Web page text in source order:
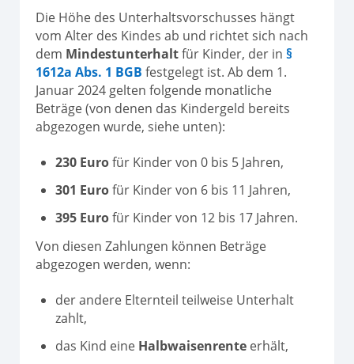
Die Höhe des Unterhaltsvorschusses hängt
vom Alter des Kindes ab und richtet sich nach
dem Mindestunterhaltfür Kinder, der in §
1612a Abs. 1 BGB festgelegt ist. Ab dem 1.
Januar 2024 gelten folgende monatliche
Beträge (von denen das Kindergeld bereits
abgezogen wurde, siehe unten):
230 Eurofür Kinder von 0 bis 5 Jahren,
301 Eurofür Kinder von 6 bis 11 Jahren,
395 Eurofür Kinder von 12 bis 17 Jahren.
Von diesen Zahlungen können Beträge
abgezogen werden, wenn:
der andere Elternteil teilweise Unterhalt
zahlt,
das Kind eine Halbwaisenrente erhält,